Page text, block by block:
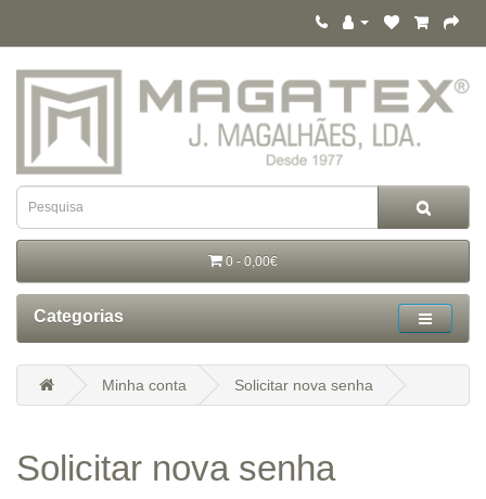
0 - 0,00€
Categorias
Minha conta Solicitar nova senha
Solicitar nova senha